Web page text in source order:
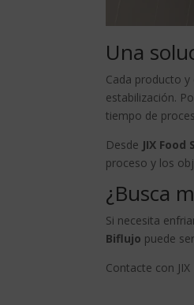
Una
Cada producto
estabilización.
tiempo de
Desde JIX Food
proceso y los
¿Busca
Si necesita
Biflujo puede
Contacte con